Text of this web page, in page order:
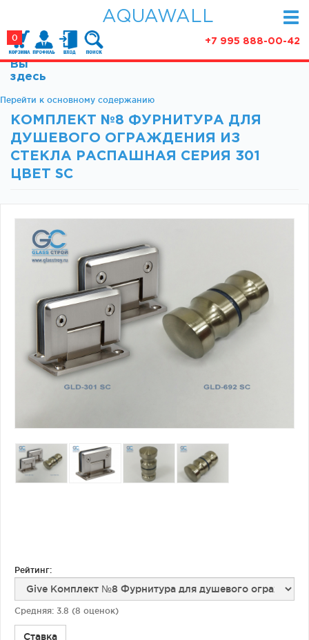
Перейти к основному содержанию
AQUAWALL
+7 995 888-00-42
0
КАТАЛОГ
Фурнитура для раздвижных дверей (закрытые
Фурнитура для раздвижных дверей (открытые
механизмы)
Фурнитура для маятниковых дверей
Ручки, кнобы
Замки и ответки
Зажимные профили
Фурнитура для межкомнатных дверей
Фурнитура для душевых ограждений (раздвижная
серия)
Фурнитура для душевых ограждений (распашная серия)
Двери межкомнатные цельностеклянные
АКЦИИ
ПАРТНЕРСТВО
СТАТЬИ
О КОМПАНИИ
Вы
здесь
КОМПЛЕКТ №8 ФУРНИТУРА ДЛЯ
ДУШЕВОГО ОГРАЖДЕНИЯ ИЗ
СТЕКЛА РАСПАШНАЯ СЕРИЯ 301
ЦВЕТ SC
Рейтинг:
Средняя: 3.8 (8 оценок)
Ставка